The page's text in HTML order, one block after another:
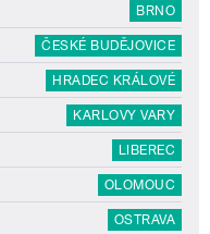
BRNO
ČESKÉ BUDĚJOVICE
HRADEC KRÁLOVÉ
KARLOVY VARY
LIBEREC
OLOMOUC
OSTRAVA